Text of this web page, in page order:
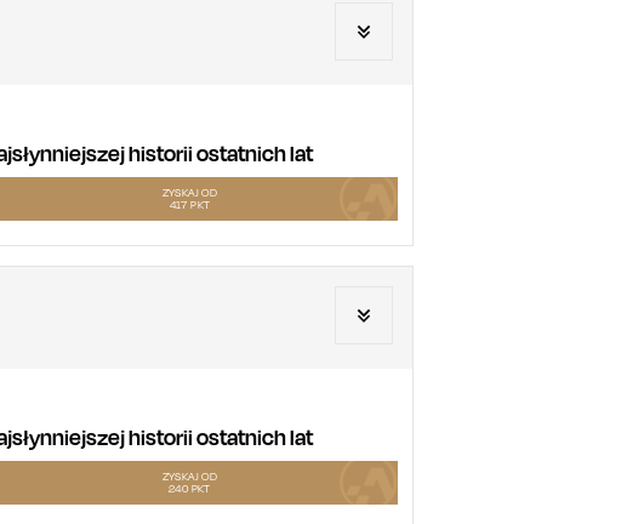
historii ostatnich lat
ZYSKAJ OD
417 PKT
historii ostatnich lat
ZYSKAJ OD
240 PKT